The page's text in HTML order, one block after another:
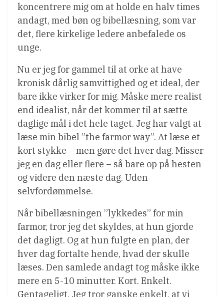
koncentrere mig om at holde en halv times
andagt, med bøn og bibellæsning, som var
det, flere kirkelige ledere anbefalede os
unge.
Nu er jeg for gammel til at orke at have
kronisk dårlig samvittighed og et ideal, der
bare ikke virker for mig. Måske mere realist
end idealist, når det kommer til at sætte
daglige mål i det hele taget. Jeg har valgt at
læse min bibel ”the farmor way”. At læse et
kort stykke – men gøre det hver dag. Misser
jeg en dag eller flere – så bare op på hesten
og videre den næste dag. Uden
selvfordømmelse.
Når bibellæsningen ”lykkedes” for min
farmor, tror jeg det skyldes, at hun gjorde
det dagligt. Og at hun fulgte en plan, der
hver dag fortalte hende, hvad der skulle
læses. Den samlede andagt tog måske ikke
mere en 5-10 minutter. Kort. Enkelt.
Gentageligt. Jeg tror ganske enkelt, at vi